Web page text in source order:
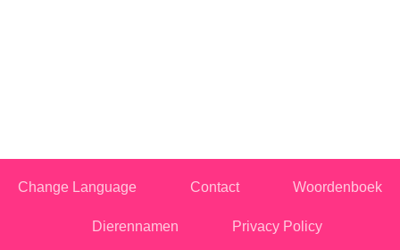
Change Language Contact Woordenboek
Dierennamen Privacy Policy